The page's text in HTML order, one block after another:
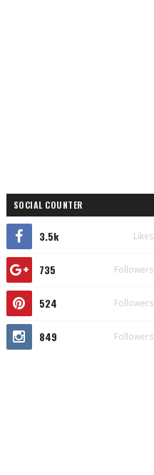
SOCIAL COUNTER
3.5k Likes
735 Followers
524 Followers
849 Followers